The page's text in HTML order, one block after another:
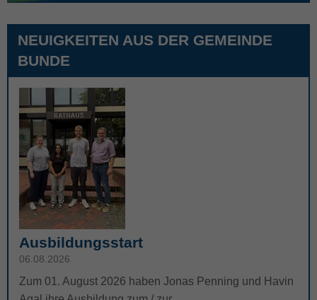
NEUIGKEITEN AUS DER GEMEINDE
BUNDE
Ausbildungsstart
06.08.2026
Zum 01. August 2026 haben Jonas Penning und Havin